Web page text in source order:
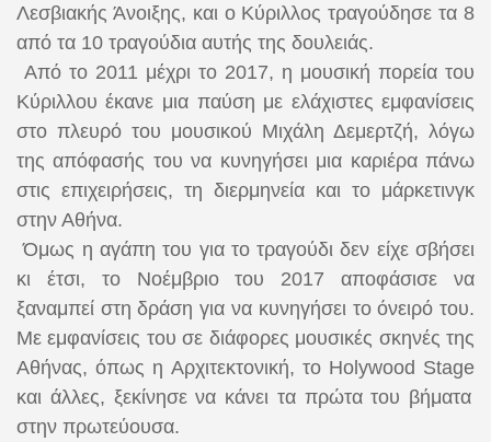
Λεσβιακής Άνοιξης, και ο Κύριλλος τραγούδησε τα 8
από τα 10 τραγούδια αυτής της δουλειάς.
Από το 2011 μέχρι το 2017, η μουσική πορεία του
Κύριλλου έκανε μια παύση με ελάχιστες εμφανίσεις
στο πλευρό του μουσικού Μιχάλη Δεμερτζή, λόγω
της απόφασής του να κυνηγήσει μια καριέρα πάνω
στις επιχειρήσεις, τη διερμηνεία και το μάρκετινγκ
στην Αθήνα.
Όμως η αγάπη του για το τραγούδι δεν είχε σβήσει
κι έτσι, το Νοέμβριο του 2017 αποφάσισε να
ξαναμπεί στη δράση για να κυνηγήσει το όνειρό του.
Με εμφανίσεις του σε διάφορες μουσικές σκηνές της
Αθήνας, όπως η Αρχιτεκτονική, το Holywood Stage
και άλλες, ξεκίνησε να κάνει τα πρώτα του βήματα
στην πρωτεύουσα.